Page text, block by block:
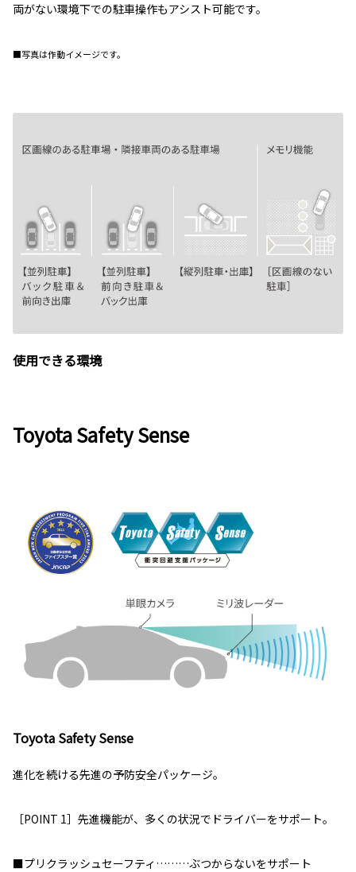
両がない環境下での駐車操作もアシスト可能です。
■写真は作動イメージです。
使用できる環境
Toyota Safety Sense
Toyota Safety Sense
進化を続ける先進の予防安全パッケージ。
［POINT 1］先進機能が、多くの状況でドライバーをサポート。
■プリクラッシュセーフティ………ぶつからないをサポート